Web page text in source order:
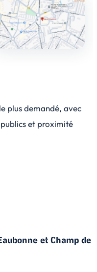
plus demandé, avec
et proximité
et Champ de